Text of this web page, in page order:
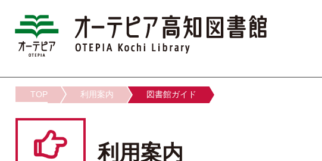
TOP 利用案内 図書館ガイド
利用案内